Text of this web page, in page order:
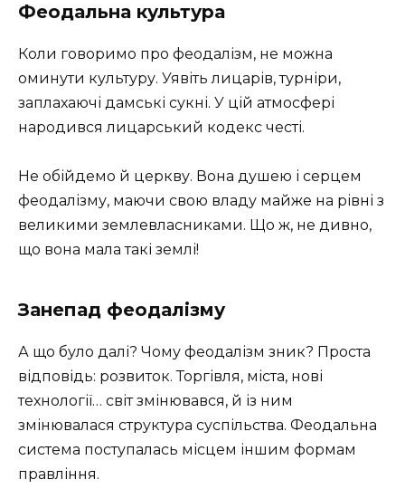
Феодальна культура
Коли говоримо про феодалізм, не можна
оминути культуру. Уявіть лицарів, турніри,
заплахаючі дамські сукні. У цій атмосфері
народився лицарський кодекс честі.
Не обійдемо й церкву. Вона душею і серцем
феодалізму, маючи свою владу майже на рівні з
великими землевласниками. Що ж, не дивно,
що вона мала такі землі!
Занепад феодалізму
А що було далі? Чому феодалізм зник? Проста
відповідь: розвиток. Торгівля, міста, нові
технології… світ змінювався, й із ним
змінювалася структура суспільства. Феодальна
система поступалась місцем іншим формам
правління.